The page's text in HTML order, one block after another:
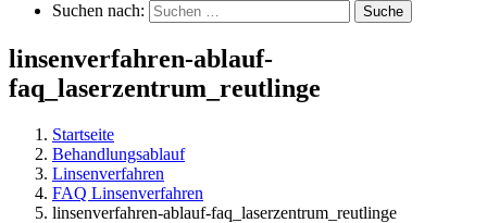
Suchen nach:
Suche
linsenverfahren-ablauf-
faq_laserzentrum_reutlinge
Startseite
Behandlungsablauf
Linsenverfahren
FAQ Linsenverfahren
linsenverfahren-ablauf-faq_laserzentrum_reutlinge